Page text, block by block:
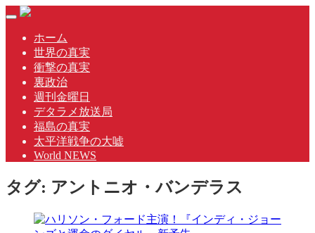
Skip
content
Toggle
navigationホーム
世界の真実
衝撃の真実
裏政治
週刊金曜日
デタラメ放送局
福島の真実
太平洋戦争の大嘘
World NEWS
タグ: アントニオ・バンデラス